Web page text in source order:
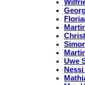
Uwe